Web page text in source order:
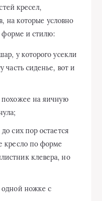
кресел,
на которые условно
форме и стилю:
у которого усекли
часть сиденье, вот и
похожее на яичную
сих пор остается
кресло по форме
клевера, но
одной ножке с